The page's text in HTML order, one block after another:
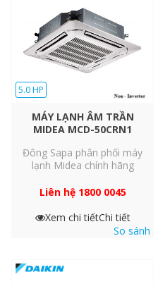
5.0 HP
MÁY LẠNH ÂM TRẦN
MIDEA MCD-50CRN1
Đông Sapa phân phối máy
lạnh Midea chính hãng
Liên hệ 1800 0045
Xem chi tiếtChi tiết
So sánh